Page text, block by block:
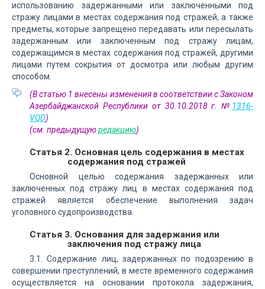
использованию задержанными или заключенными под
стражу лицами в местах содержания под стражей, а также
предметы, которые запрещено передавать или пересылать
задержанным или заключенным под стражу лицам,
содержащимся в местах содержания под стражей, другими
лицами путем сокрытия от досмотра или любым другим
способом.
(В статью 1 внесены изменения в соответствии с Законом
Азербайджанской Республики от 30.10.2018 г. № 1316-
VQD)
(см. предыдущуюредакцию)
Статья 2. Основная цель содержания в местах
содержания под стражей
Основной целью содержания задержанных или
заключенных под стражу лиц в местах содержания под
стражей является обеспечение выполнения задач
уголовного судопроизводства.
Статья 3. Основания для задержания или
заключения под стражу лица
3.1. Содержание лиц, задержанных по подозрению в
совершении преступлений, в месте временного содержания
осуществляется на основании протокола задержания,